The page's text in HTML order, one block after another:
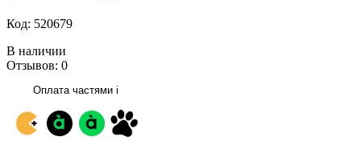
Код: 520679
В наличии
Отзывов: 0
Оплата частями i